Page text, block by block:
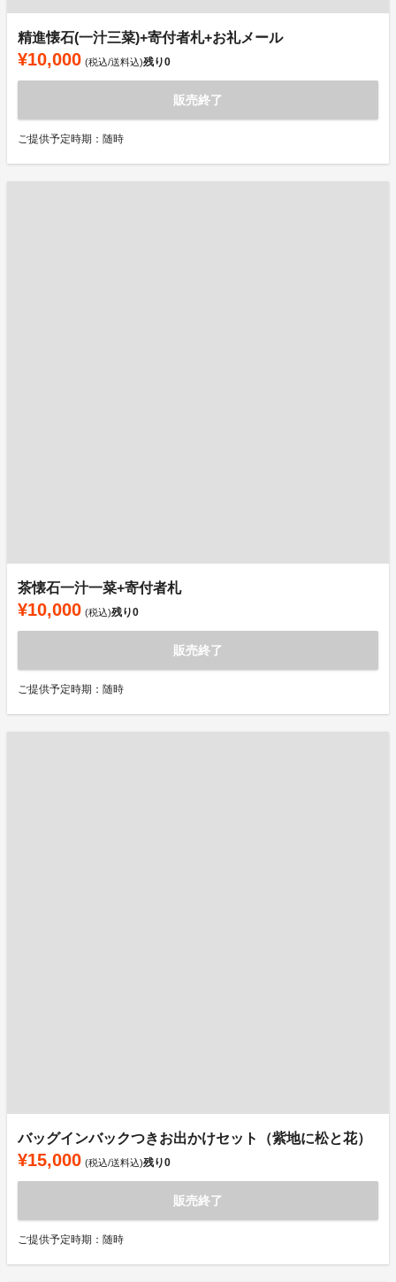
精進懐石(一汁三菜)+寄付者札+お礼メール
¥10,000 (税込/送料込)残り0
販売終了
ご提供予定時期：随時
茶懐石一汁一菜+寄付者札
¥10,000 (税込)残り0
販売終了
ご提供予定時期：随時
バッグインバックつきお出かけセット（紫地に松と花）
¥15,000 (税込/送料込)残り0
販売終了
ご提供予定時期：随時